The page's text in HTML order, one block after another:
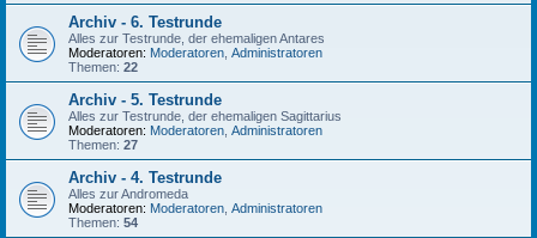
Archiv - 6. Testrunde
Alles zur Testrunde, der ehemaligen Antares
Moderatoren: Moderatoren Administratoren
Themen: 22
Archiv - 5. Testrunde
Alles zur Testrunde, der ehemaligen Sagittarius
Moderatoren: Moderatoren Administratoren
Themen: 27
Archiv - 4. Testrunde
Alles zur Andromeda
Moderatoren: Moderatoren Administratoren
Themen: 54